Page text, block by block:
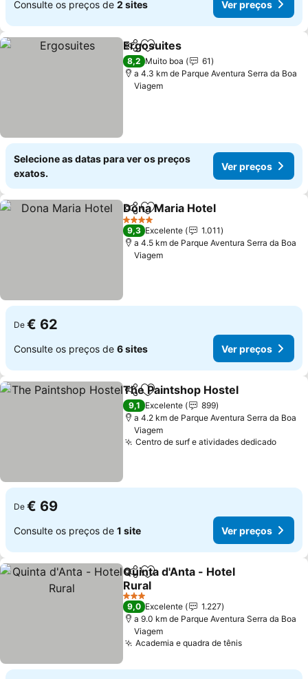
Consulte os preços de 2 sites Ver preços
PartilharAdicionar aos favoritos
Ergosuites
8,2 Muito boa
61
a 4.3 km de Parque Aventura Serra da Boa
Viagem
Selecione as datas para ver os preços
exatos.
Ver preços
PartilharAdicionar aos favoritos
Dona Maria Hotel
4 Estrelas
9,3 Excelente
1.011
a 4.5 km de Parque Aventura Serra da Boa
Viagem
De € 62
Consulte os preços de 6 sites Ver preços
PartilharAdicionar aos favoritos
The Paintshop Hostel
9,1 Excelente
899
a 4.2 km de Parque Aventura Serra da Boa
Viagem
Centro de surf e atividades dedicado
De € 69
Consulte os preços de 1 site Ver preços
PartilharAdicionar aos favoritos
Quinta d'Anta - Hotel
Rural
3 Estrelas
9,0 Excelente
1.227
a 9.0 km de Parque Aventura Serra da Boa
Viagem
Academia e quadra de tênis